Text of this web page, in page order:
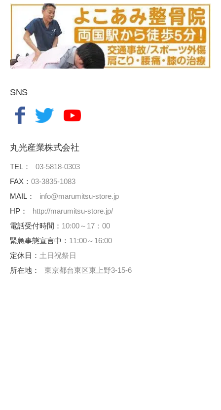
SNS
丸光産業株式会社
TEL：
03-5818-0303
FAX： 03-3835-1083
MAIL：
info@marumitsu-store.jp
HP：
http://marumitsu-store.jp/
電話受付時間： 10:00～17：00
緊急事態宣言中： 11:00～16:00
定休日： 土日祝祭日
所在地：
東京都台東区東上野3-15-6